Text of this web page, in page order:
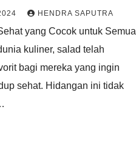
HENDRA SAPUTRA
yang Cocok untuk Semua
kuliner, salad telah
bagi mereka yang ingin
sehat. Hidangan ini tidak